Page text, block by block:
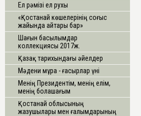
Ел рәмізі ел рухы
«Қостанай көшелерінің соғыс
жайында айтары бар»
Шағын басылымдар
коллекциясы 2017ж.
Қазақ тарихындағы әйелдер
Мәдени мұра - ғасырлар үні
Менің Президентім, менің елім,
менің болашағым
Қостанай облысының
жазушылары мен ғалымдарының